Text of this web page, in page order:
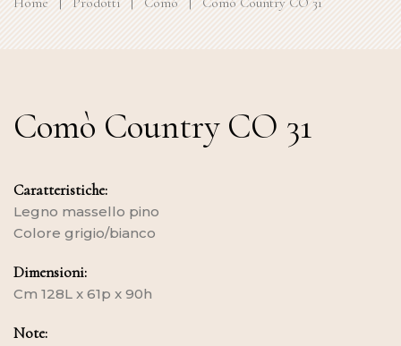
Comò Country CO 31
Caratteristiche:
Legno massello pino
Colore grigio/bianco
Dimensioni:
Cm 128L x 61p x 90h
Note: